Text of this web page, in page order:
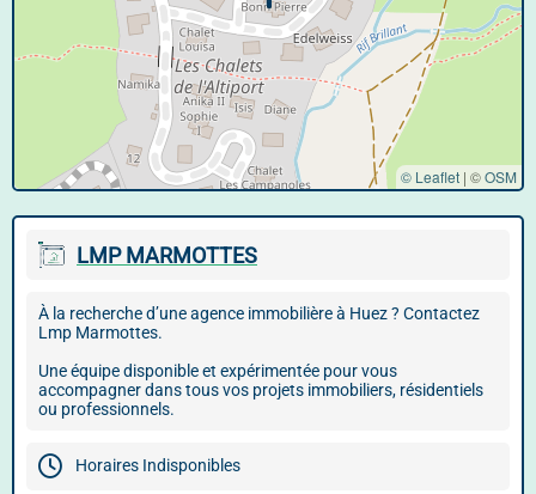
© Leaflet | ©OSM
LMP MARMOTTES
À la recherche d’une agence immobilière à Huez ? Contactez
Lmp Marmottes.
Une équipe disponible et expérimentée pour vous
accompagner dans tous vos projets immobiliers, résidentiels
ou professionnels.
Horaires Indisponibles